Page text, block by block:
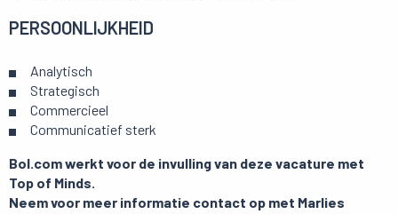
PERSOONLIJKHEID
Analytisch
Strategisch
Commercieel
Communicatief sterk
Bol.com werkt voor de invulling van deze vacature met
Top of Minds.
Neem voor meer informatie contact op met Marlies